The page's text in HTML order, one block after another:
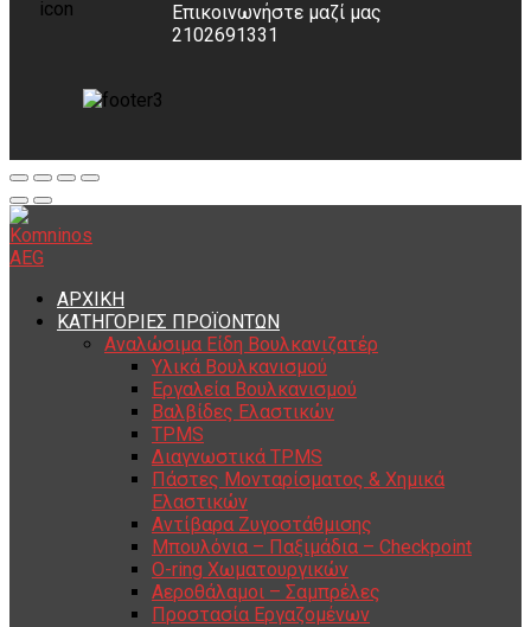
Επικοινωνήστε μαζί μας
2102691331
ΑΡΧΙΚΗ
ΚΑΤΗΓΟΡΙΕΣ ΠΡΟΪΟΝΤΩΝ
Αναλώσιμα Είδη Βουλκανιζατέρ
Υλικά Βουλκανισμού
Εργαλεία Βουλκανισμού
Βαλβίδες Ελαστικών
TPMS
Διαγνωστικά TPMS
Πάστες Μονταρίσματος & Χημικά
Ελαστικών
Αντίβαρα Ζυγοστάθμισης
Μπουλόνια – Παξιμάδια – Checkpoint
O-ring Χωματουργικών
Αεροθάλαμοι – Σαμπρέλες
Προστασία Εργαζομένων